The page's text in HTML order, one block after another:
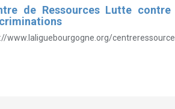
de Ressources Lutte contre
www.laliguebourgogne.org/